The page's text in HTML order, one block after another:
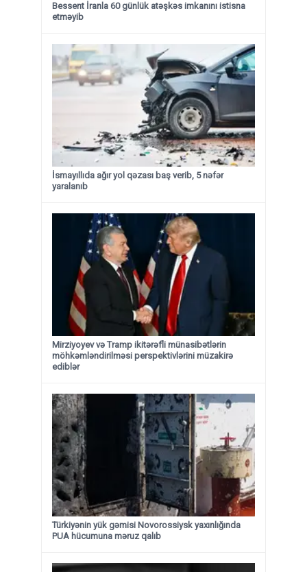
Bessent İranla 60 günlük atəşkəs imkanını istisna
etməyib
İsmayıllıda ağır yol qəzası baş verib, 5 nəfər
yaralanıb
Mirziyoyev və Tramp ikitərəfli münasibətlərin
möhkəmləndirilməsi perspektivlərini müzakirə
ediblər
Türkiyənin yük gəmisi Novorossiysk yaxınlığında
PUA hücumuna məruz qalıb